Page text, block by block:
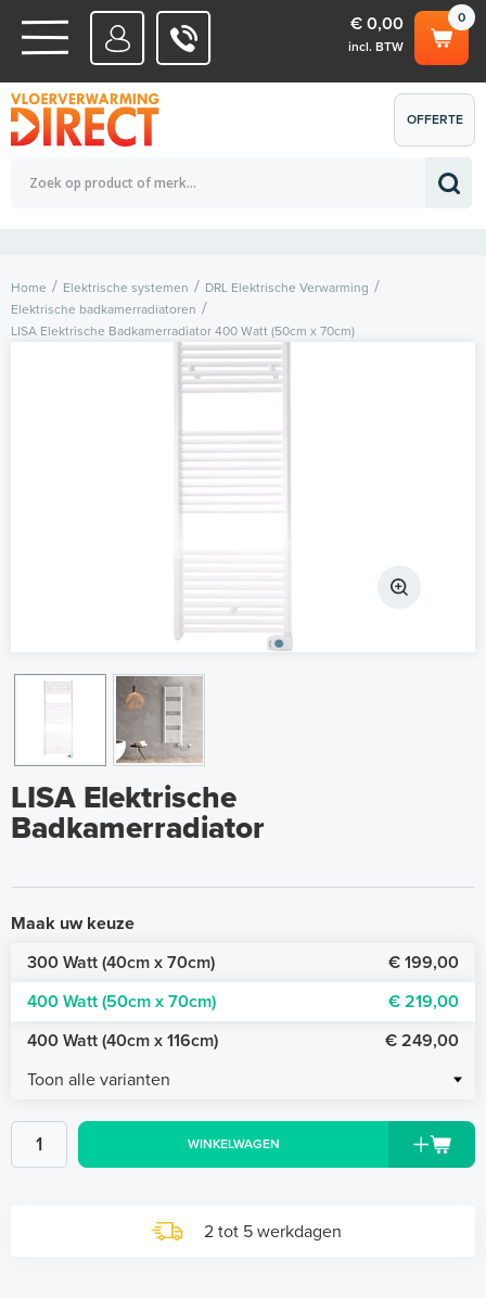
WATERSYSTEMEN
ELEKTRISCHE SYSTEMEN
0
€ 0,00
incl. BTW
Totaalbedrag (incl. BTW) € 0,00
OFFERTE
AANVRAGEN
Home Elektrische systemen
DRL Elektrische Verwarming
Elektrische badkamerradiatoren
LISA Elektrische Badkamerradiator 400 Watt (50cm x 70cm)
LISA Elektrische
Badkamerradiator
Maak uw keuze
300 Watt (40cm x 70cm)
€ 199,00
400 Watt (50cm x 70cm)
€ 219,00
400 Watt (40cm x 116cm)
€ 249,00
Toon alle varianten
WINKELWAGEN
2 tot 5 werkdagen